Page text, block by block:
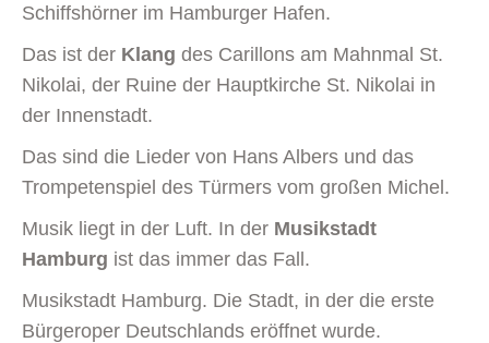
Schiffshörner im Hamburger Hafen.
Das ist der Klang des Carillons am Mahnmal St.
Nikolai, der Ruine der Hauptkirche St. Nikolai in
der Innenstadt.
Das sind die Lieder von Hans Albers und das
Trompetenspiel des Türmers vom großen Michel.
Musik liegt in der Luft. In der Musikstadt
Hamburg ist das immer das Fall.
Musikstadt Hamburg. Die Stadt, in der die erste
Bürgeroper Deutschlands eröffnet wurde.